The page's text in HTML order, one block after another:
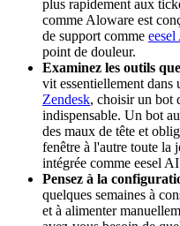
plus rapidement aux
comme Aloware est
de support comme
point de douleur.
Examinez les outils
vit essentiellement dans
Zendesk, choisir un bot
indispensable. Un bot
des maux de tête et
fenêtre à l'autre toute la
intégrée comme eesel
Pensez à la
quelques semaines à
et à alimenter